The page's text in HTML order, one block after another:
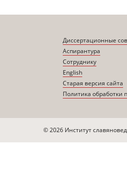
Диссертационные
Аспирантура
Сотруднику
English
Старая версия сайта
Политика обработки
© 2026 Институт